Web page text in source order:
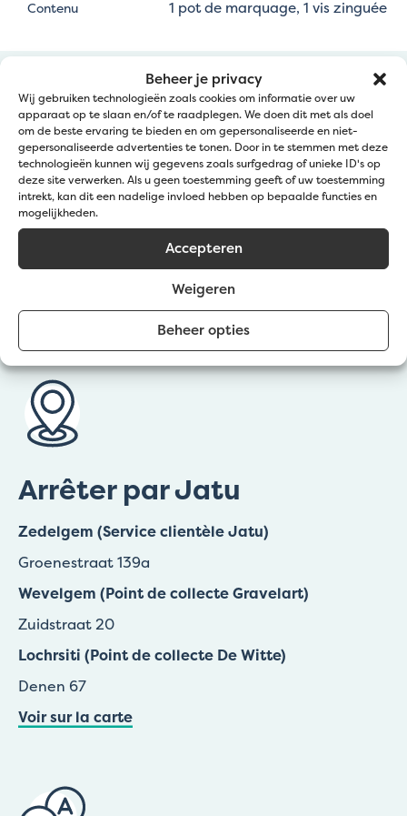
Beheer je privacy
Wij gebruiken technologieën zoals cookies om informatie over uw
apparaat op te slaan en/of te raadplegen. We doen dit met als doel
om de beste ervaring te bieden en om gepersonaliseerde en niet-
gepersonaliseerde advertenties te tonen. Door in te stemmen met deze
technologieën kunnen wij gegevens zoals surfgedrag of unieke ID's op
deze site verwerken. Als u geen toestemming geeft of uw toestemming
intrekt, kan dit een nadelige invloed hebben op bepaalde functies en
mogelijkheden.
Accepteren
Weigeren
Beheer opties
Contenu 1 pot de marquage, 1 vis zinguée
Service clientèle
Bel:+32 50 36 77 20
Mail ons:
van 9u-12u en 12u 30-17u30
Arrêter par Jatu
Zedelgem (Service clientèle Jatu)
Groenestraat 139a
Wevelgem (Point de collecte Gravelart)
Zuidstraat 20
Lochrsiti (Point de collecte De Witte)
Denen 67
Voir sur la carte